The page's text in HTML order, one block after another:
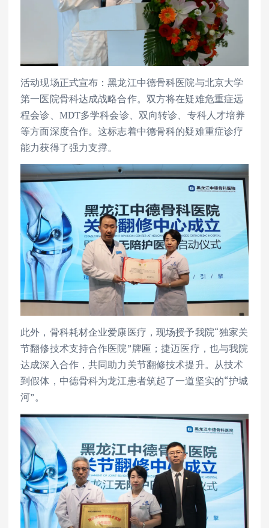
活动现场正式宣布：黑龙江中德骨科医院与北京大学
第一医院骨科达成战略合作。双方将在疑难危重症远
程会诊、MDT多学科会诊、双向转诊、专科人才培养
等方面深度合作。这标志着中德骨科的疑难重症诊疗
能力获得了强力支撑。
此外，骨科耗材企业爱康医疗，现场授予我院“独家关
节翻修技术支持合作医院”牌匾；捷迈医疗，也与我院
达成深入合作，共同助力关节翻修技术提升。从技术
到假体，中德骨科为龙江患者筑起了一道坚实的“护城
河”。